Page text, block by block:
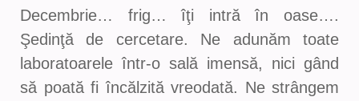
Decembrie… frig… îţi intră în oase….
Şedinţă de cercetare. Ne adunăm toate
laboratoarele într-o sală imensă, nici gând
să poată fi încălzită vreodată. Ne strângem